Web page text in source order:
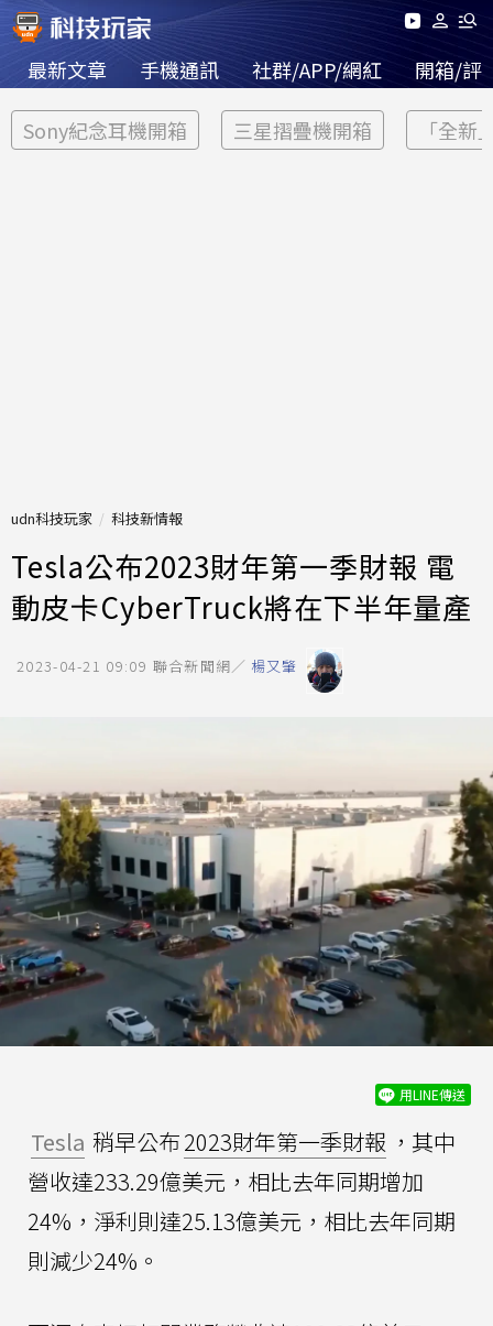
最新文章 手機通訊 社群/APP/網紅 開箱/評
Sony紀念耳機開箱 三星摺疊機開箱 「全新
udn科技玩家 科技新情報
Tesla公布2023財年第一季財報 電
動皮卡CyberTruck將在下半年量產
2023-04-21 09:09 聯合新聞網／ 楊又肇
用LINE傳送
Tesla 稍早公布2023財年第一季財報 ，其中
營收達233.29億美元，相比去年同期增加
24%，淨利則達25.13億美元，相比去年同期
則減少24%。